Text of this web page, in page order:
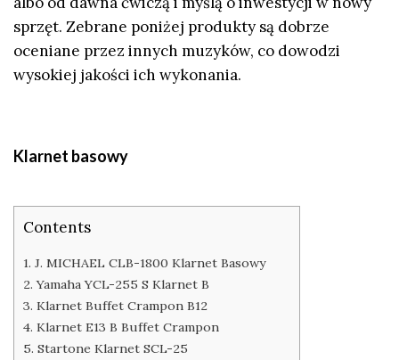
sprzęt. Zebrane poniżej produkty są dobrze
oceniane przez innych muzyków, co dowodzi
wysokiej jakości ich wykonania.
Klarnet basowy
Contents
1. J. MICHAEL CLB-1800 Klarnet Basowy
2. Yamaha YCL-255 S Klarnet B
3. Klarnet Buffet Crampon B12
4. Klarnet E13 B Buffet Crampon
5. Startone Klarnet SCL-25